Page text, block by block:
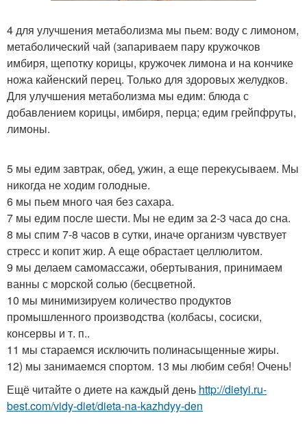
4 для улучшения метаболизма мы пьем: воду с лимоном,
метаболический чай (запариваем пару кружочков
имбиря, щепотку корицы, кружочек лимона и на кончике
ножа кайенский перец. Только для здоровых желудков.
Для улучшения метаболизма мы едим: блюда с
добавлением корицы, имбиря, перца; едим грейпфруты,
лимоны.
5 мы едим завтрак, обед, ужин, а еще перекусываем. Мы
никогда не ходим голодные.
6 мы пьем много чая без сахара.
7 мы едим после шести. Мы не едим за 2-3 часа до сна.
8 мы спим 7-8 часов в сутки, иначе организм чувствует
стресс и копит жир. А еще обрастает целлюлитом.
9 мы делаем самомассажи, обертывания, принимаем
ванны с морской солью (бесцветной.
10 мы минимизируем количество продуктов
промышленного производства (колбасы, сосиски,
консервы и т. п..
11 мы стараемся исключить полинасыщенные жиры.
12) мы занимаемся спортом. 13 мы любим себя! Очень!
Ещё читайте о диете на каждый день http://dietyi.ru-
best.com/vidy-diet/dieta-na-kazhdyy-den